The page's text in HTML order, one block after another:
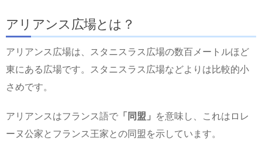
アリアンス広場とは？
アリアンス広場は、スタニスラス広場の数百メートルほど
東にある広場です。スタニスラス広場などよりは比較的小
さめです。
アリアンスはフランス語で 「同盟」
を意味し、これはロレ
ーヌ公家とフランス王家との同盟を示しています。